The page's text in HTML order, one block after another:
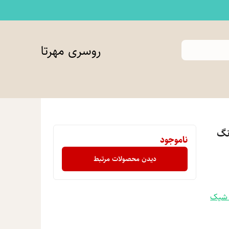
روسری مهرتا
شیک
ناموجود
دیدن محصولات مرتبط